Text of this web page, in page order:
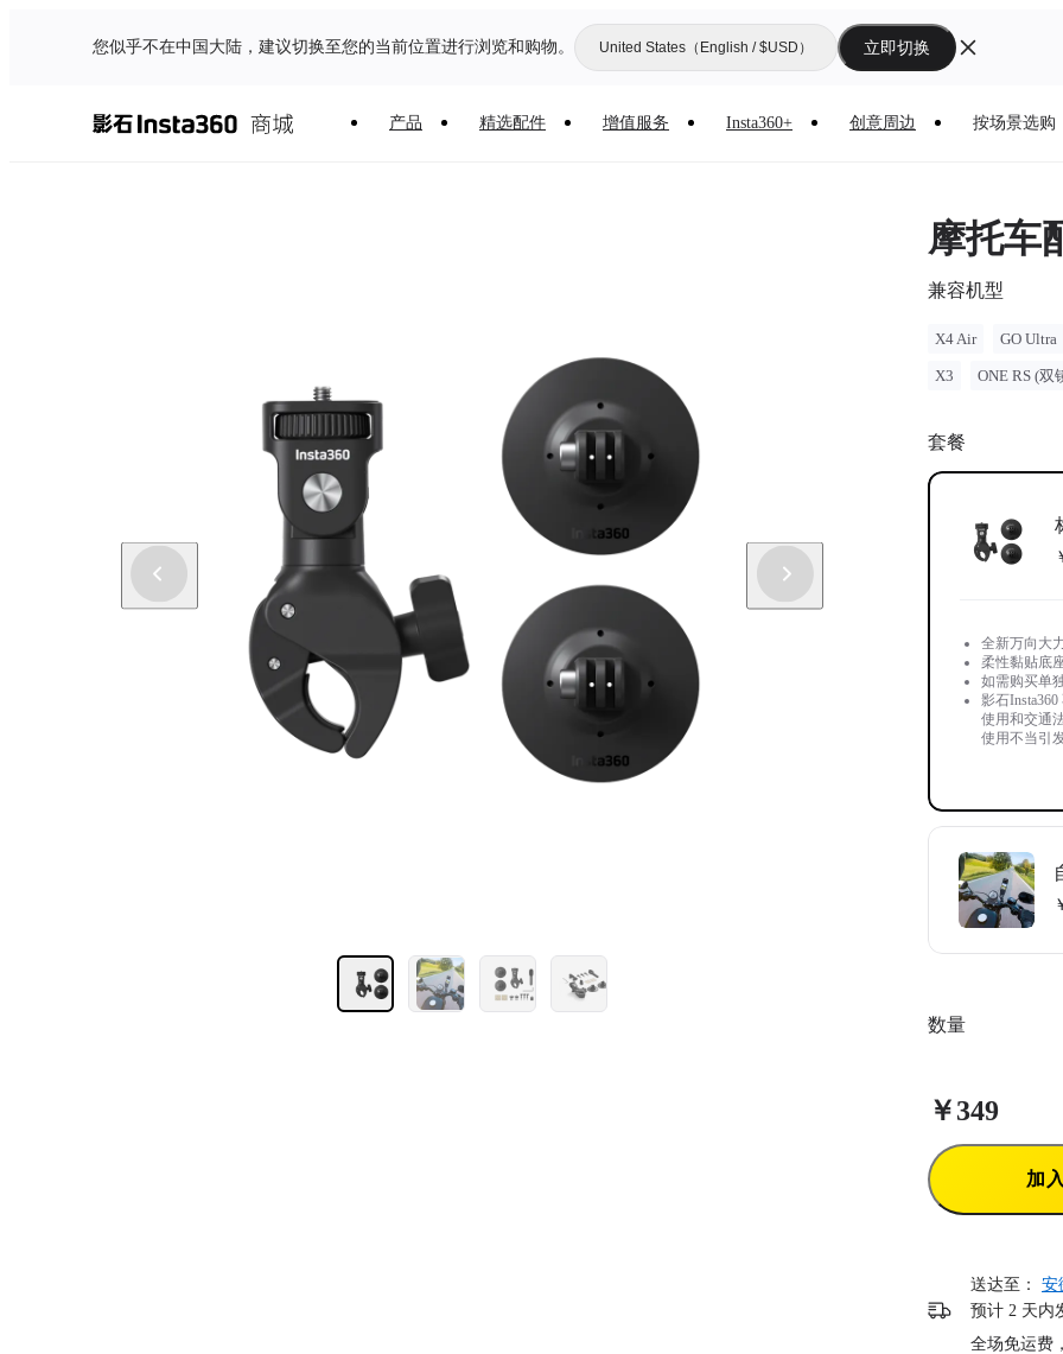
您似乎不在中国大陆，建议切换至您的当前位置进行浏览和购物。 United States（English / $USD） 立即切换
产品 精选配件 增值服务 Insta360+ 创意周边 按场景选购
摩托车
兼容机型
X4 Air GO Ultra
X3 ONE RS (双
套餐
全新万向大
柔性黏贴底
如需购买单
影石
使用和交通
使用不当引
数量
￥349
加
送达至：
安
预计 2 天内
全场免运费